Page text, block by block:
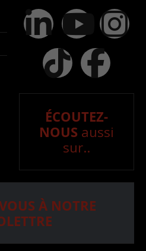
ÉCOUTEZ-
NOUS aussi
sur..
À NOTRE